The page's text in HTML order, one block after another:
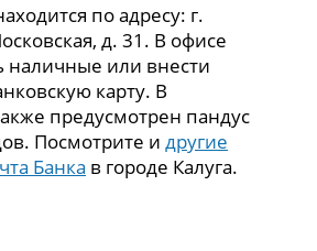
по адресу: г.
д. 31. В офисе
наличные или внести
карту. В
предусмотрен пандус
Посмотрите идругие
Банка в городе Калуга.